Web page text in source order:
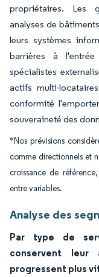
propriétaires. Les
analyses de
leurs systèmes
barrières à
spécialistes
actifs multi-
conformité
souveraineté des
*Nos prévisions
comme directionnels et
croissance de
entre variables.
Analyse des
Par type de
conservent leur
progressent plus